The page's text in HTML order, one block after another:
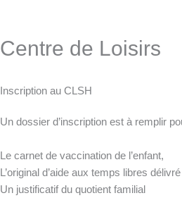
Centre de Loisirs
Inscription au CLSH
Un dossier d’inscription est à remplir
Le carnet de vaccination de l’enfant,
L’original d’aide aux temps libres
Un justificatif du quotient familial